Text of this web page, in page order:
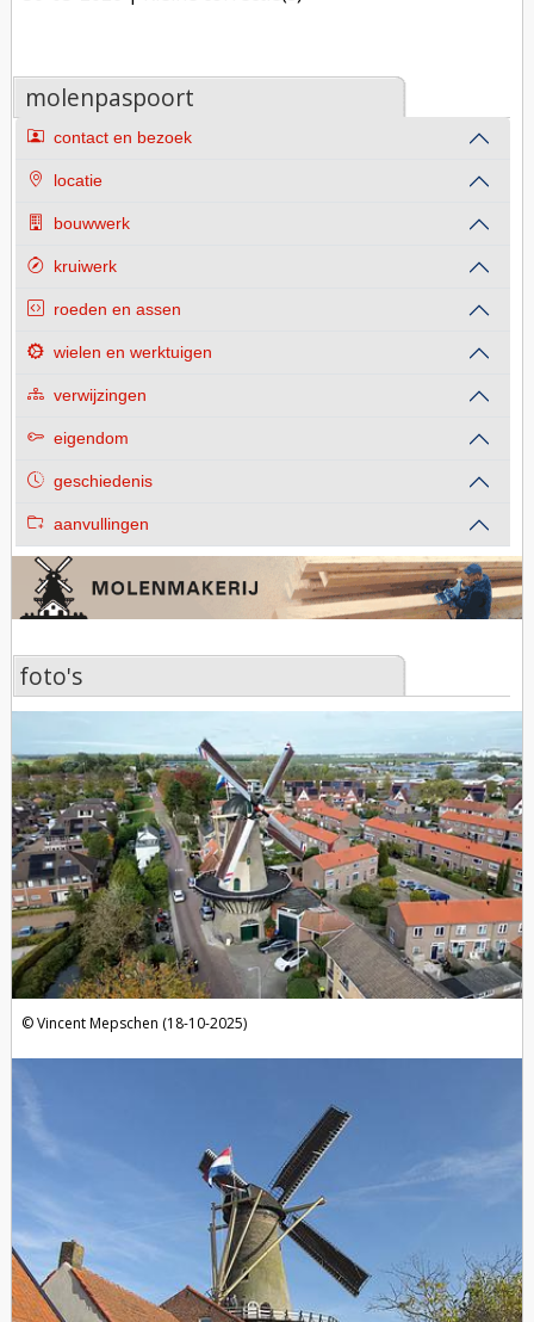
molenpaspoort
contact en bezoek
locatie
bouwwerk
kruiwerk
roeden en assen
wielen en werktuigen
verwijzingen
eigendom
geschiedenis
aanvullingen
foto's
Vincent Mepschen (18-10-2025)